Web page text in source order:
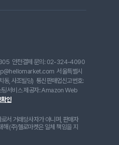
안전결제 문의: 02-324-4090
서울특별시
동, 사조빌딩) 통신판매업신고번호:
팅서비스 제공자: Amazon Web
인
서 거래당사자가 아니며, 판매자
(주)헬로마켓은 일체 책임을 지